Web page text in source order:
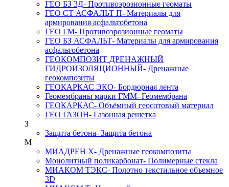
ГЕО БЗ 3Д- Противоэрозионные геоматы
ГЕО СТ АСФАЛЬТ П- Материалы для
армирования асфальтобетона
ГЕО ГМ- Противоэрозионные геоматы
ГЕО БЗ АСФАЛЬТ- Материалы для армирования
асфальтобетона
ГЕОКОМПОЗИТ ДРЕНАЖНЫЙ
ГИДРОИЗОЛЯЦИОННЫЙ- Дренажные
геокомпозиты
ГЕОКАРКАС ЭКО- Бордюрная лента
Геомембраны марки ГММ- Геомембрана
ГЕОКАРКАС- Объёмный геосотовый материал
ГЕО ГАЗОН- Газонная решетка
З
Защита бетона- Защита бетона
М
МИАДРЕН Х- Дренажные геокомпозиты
Монолитный поликарбонат- Полимерные стекла
МИАКОМ ТЭКС- Полотно текстильное объемное
3D